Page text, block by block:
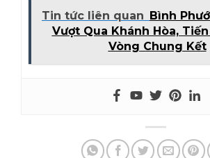
Tin tức liên quan
Bình
Vượt Qua Khánh Hòa,
Vòng Chung Kết